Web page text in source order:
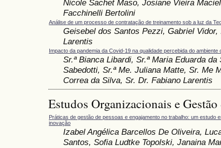
Nicole Sachet Maso, Josiane Vieira
Facchinelli Bertolini
Análise de um processo de contratação de treinamento sob a luz da
Geisebel dos Santos Pezzi, Gabriel Vidor,
Larentis
Impacto da pandemia da Covid-19 na qualidade percebida do
Sr.ª Bianca Libardi, Sr.ª Maria Eduarda da
Sabedotti, Sr.ª Me. Juliana Matte, Sr. Me
Correa da Silva, Sr. Dr. Fabiano Larentis
Estudos Organizacionais e Gestão
Práticas de gestão de pessoas e engajamento no trabalho: um estudo
inovação
Izabel Angélica Barcellos De Oliveira,
Santos, Sofia Ludtke Topolski, Janaina